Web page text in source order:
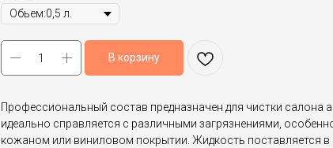
В корзину
Профессиональный состав предназначен для чистки салона
идеально справляется с различными загрязнениями,
кожаном или виниловом покрытии. Жидкость поставляется в